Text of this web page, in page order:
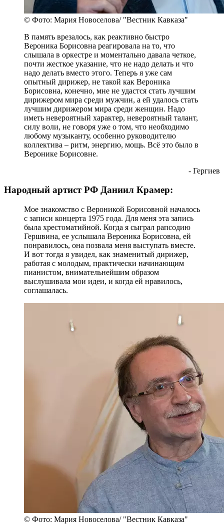
© Фото: Мария Новоселова/ "Вестник Кавказа"
В память врезалось, как реактивно быстро
Вероника Борисовна реагировала на то, что
слышала в оркестре и моментально давала четкое,
почти жесткое указание, что не надо делать и что
надо делать вместо этого. Теперь я уже сам
опытный дирижер, не такой как Вероника
Борисовна, конечно, мне не удастся стать лучшим
дирижером мира среди мужчин, а ей удалось стать
лучшим дирижером мира среди женщин. Надо
иметь невероятный характер, невероятный талант,
силу воли, не говоря уже о том, что необходимо
любому музыканту, особенно руководителю
коллектива – ритм, энергию, мощь. Всё это было в
Веронике Борисовне.
- Гергиев
Народный артист РФ Даниил Крамер:
Мое знакомство с Вероникой Борисовной началось
с записи концерта 1975 года. Для меня эта запись
была хрестоматийной. Когда я сыграл рапсодию
Гершвина, ее услышала Вероника Борисовна, ей
понравилось, она позвала меня выступать вместе.
И вот тогда я увидел, как знаменитый дирижер,
работая с молодым, практически начинающим
пианистом, внимательнейшим образом
выслушивала мои идеи, и когда ей нравилось,
соглашалась.
© Фото: Мария Новоселова/ "Вестник Кавказа"